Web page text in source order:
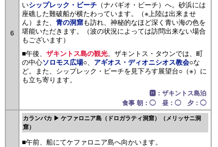
6
いシップレック・ビーチ （ナバギオ・ビーチ）へ。砂浜には
座礁した難破船が横たわっています。（※上陸は出来ませ
ん）また、 青の洞窟も訪れ、神秘的なほど深く青い海の色を
堪能いただきます。（波の状況によっては訪問出来ない場合
もございます）
■午後、 ザキントス島の観光。ザキントス・タウンでは、町
の中心ソロモス広場○、 アギオス・ディオニシオス教会○な
ど。また、シップレック・ビーチを見下ろす展望台○（※）に
も立ち寄ります。
🅷：ザキントス島泊
食事 朝：◯ 昼：◯ 夕：◯
カランバカ ▶ ケファロニア島（ドロガラティ洞窟）（メリッサニ洞
窟）
■午前、船にてケファロニア島へ向かいます。